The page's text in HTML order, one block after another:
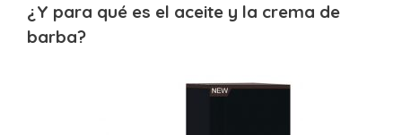
¿Y para qué es el aceite y la crema de
barba?